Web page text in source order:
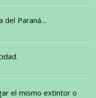
del Paraná…
el mismo extintor o